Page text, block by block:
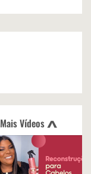
<
Mais Vídeos